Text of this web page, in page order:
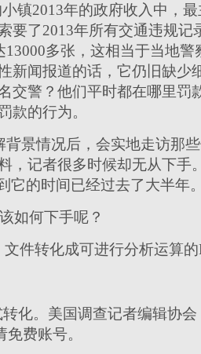
镇2013年的政府收入中，
要了2013年所有交通违规记
多张，这相当于当地警
新闻报道的话，它仍旧缺少
交警？他们平时都在哪里罚
款的行为。
景情况后，会实地走访那
，记者很多时候却无从下手
的时间已经过去了大半年。
如何下手呢？
件转化成可进行分析运算的
化。美国调查记者编辑协会
费账号。